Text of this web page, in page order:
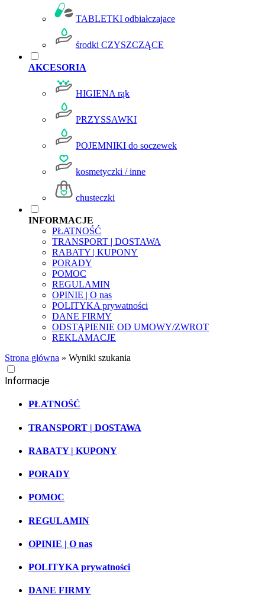
TABLETKI odbiałczajace
środki CZYSZCZĄCE
AKCESORIA
HIGIENA rąk
PRZYSSAWKI
POJEMNIKI do soczewek
kosmetyczki / inne
chusteczki
INFORMACJE
PŁATNOŚĆ
TRANSPORT | DOSTAWA
RABATY | KUPONY
PORADY
POMOC
REGULAMIN
OPINIE | O nas
POLITYKA prywatności
DANE FIRMY
ODSTĄPIENIE OD UMOWY/ZWROT
REKLAMACJE
Strona główna » Wyniki szukania
Informacje
PŁATNOŚĆ
TRANSPORT | DOSTAWA
RABATY | KUPONY
PORADY
POMOC
REGULAMIN
OPINIE | O nas
POLITYKA prywatności
DANE FIRMY